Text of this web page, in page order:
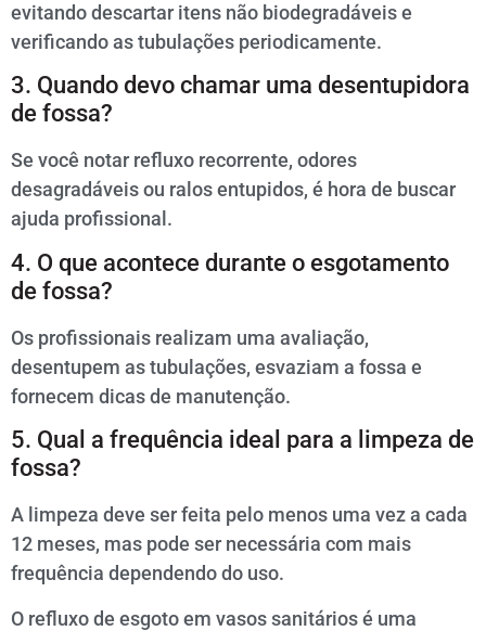
evitando descartar itens não biodegradáveis e
verificando as tubulações periodicamente.
3. Quando devo chamar uma desentupidora
de fossa?
Se você notar refluxo recorrente, odores
desagradáveis ou ralos entupidos, é hora de buscar
ajuda profissional.
4. O que acontece durante o esgotamento
de fossa?
Os profissionais realizam uma avaliação,
desentupem as tubulações, esvaziam a fossa e
fornecem dicas de manutenção.
5. Qual a frequência ideal para a limpeza de
fossa?
A limpeza deve ser feita pelo menos uma vez a cada
12 meses, mas pode ser necessária com mais
frequência dependendo do uso.
O refluxo de esgoto em vasos sanitários é uma